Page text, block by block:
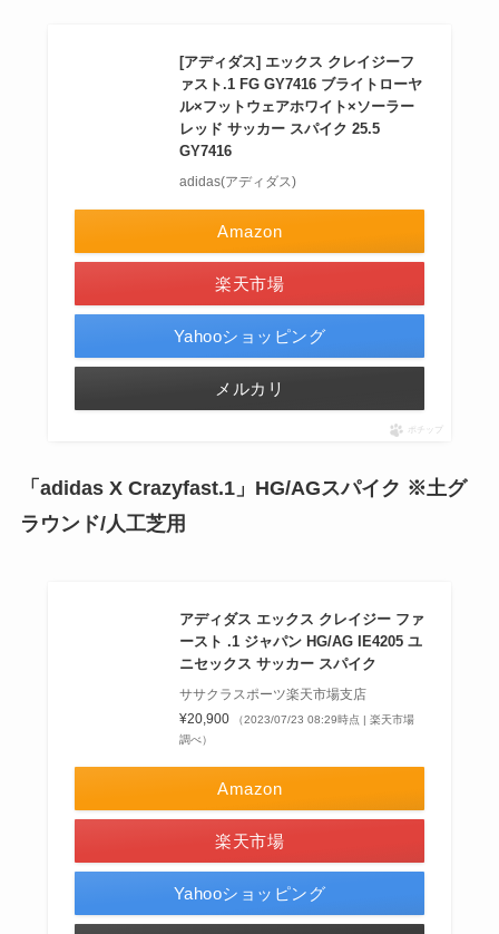
[アディダス] エックス クレイジーフ
ァスト.1 FG GY7416 ブライトローヤ
ル×フットウェアホワイト×ソーラー
レッド サッカー スパイク 25.5
GY7416
adidas(アディダス)
Amazon
楽天市場
Yahooショッピング
メルカリ
ポチップ
「adidas X Crazyfast.1」HG/AGスパイク ※土グ
ラウンド/人工芝用
アディダス エックス クレイジー ファ
ースト .1 ジャパン HG/AG IE4205 ユ
ニセックス サッカー スパイク
ササクラスポーツ楽天市場支店
¥20,900
（2023/07/23 08:29時点 | 楽天市場
調べ）
Amazon
楽天市場
Yahooショッピング